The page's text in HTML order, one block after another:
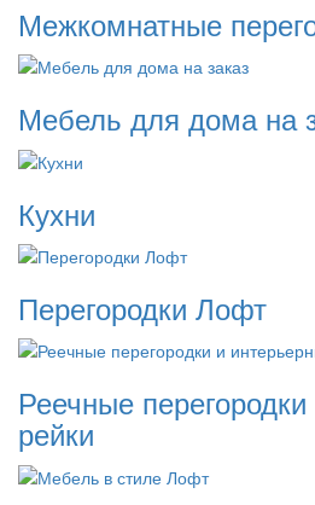
Межкомнатные
Мебель для дома на
Кухни
Перегородки Лофт
Реечные
рейки